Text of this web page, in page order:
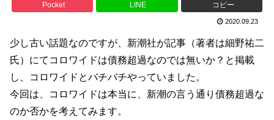
Pocket LINE コピー
2020.09.23
少し古い話題なのですが、新潮社が記事（著者は細野祐二
氏）にてコロワイドは債務超過なのでは無いか？と掲載
し、コロワイドとバチバチやっていました。
今回は、コロワイドは本当に、新潮の言う通り債務超過な
のか否かを考えてみます。